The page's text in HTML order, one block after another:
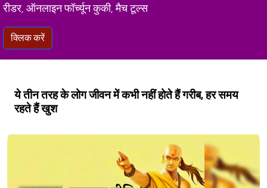
रीडर, ऑनलाइन फॉर्च्यून कुकी, मैच टूल्स
क्लिक करें
ये तीन तरह के लोग जीवन में कभी नहीं होते हैं गरीब, हर समय
रहते हैं खुश